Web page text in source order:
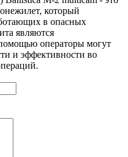
который
в опасных
являются
операторы могут
и эффективности во